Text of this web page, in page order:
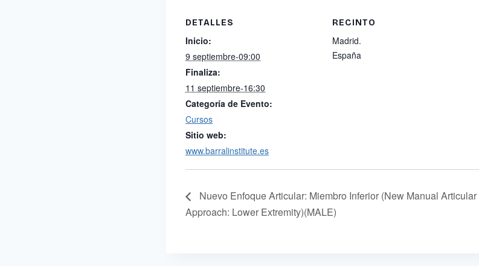
DETALLES
Inicio:
9 septiembre-09:00
Finaliza:
11 septiembre-16:30
Categoría de Evento:
Cursos
Sitio web:
www.barralinstitute.es
RECINTO
Madrid.
España
Nuevo Enfoque Articular: Miembro Inferior (New Manual Articular
Approach: Lower Extremity)(MALE)